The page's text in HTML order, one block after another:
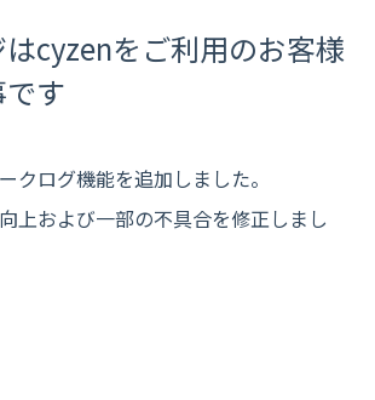
cyzenをご利用のお客様
す
クログ機能を追加しました。
上および一部の不具合を修正しまし